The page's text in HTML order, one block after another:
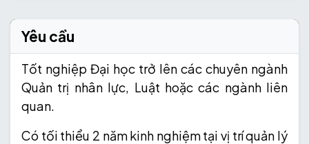
Yêu cầu
Tốt nghiệp Đại học trở lên các chuyên ngành
Quản trị nhân lực, Luật hoặc các ngành liên
quan.
Có tối thiểu 2 năm kinh nghiệm tại vị trí quản lý